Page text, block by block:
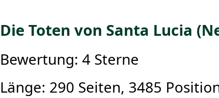
Die Toten von Santa Lucia
Bewertung: 4 Sterne
Länge: 290 Seiten, 3485